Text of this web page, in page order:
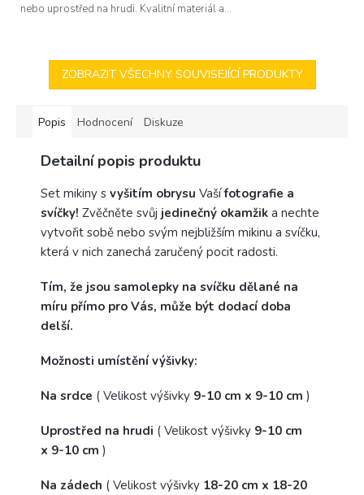
hvězdiček.
nebo uprostřed na hrudi. Kvalitní materiál a...
ZOBRAZIT VŠECHNY SOUVISEJÍCÍ PRODUKTY
Popis Hodnocení Diskuze
Detailní popis produktu
Set mikiny s vyšitím obrysu Vašífotografie a
svíčky! Zvěčněte svůj jedinečný okamžik a nechte
vytvořit sobě nebo svým nejbližším mikinu a svíčku,
která v nich zanechá zaručený pocit radosti.
Tím, že jsou samolepky na svíčku dělané na
míru přímo pro Vás, může být dodací doba
delší.
Možnosti umístění výšivky:
Na srdce ( Velikost výšivky 9-10 cm x 9-10 cm )
Uprostřed na hrudi ( Velikost výšivky 9-10 cm
x 9-10 cm )
Na zádech ( Velikost výšivky 18-20 cm x 18-20